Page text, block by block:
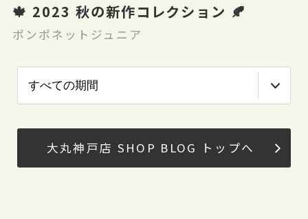
🍁 2023 秋の新作コレクション 🍂
ポンポネットジュニア
大丸神戸店 SHOP BLOG トップへ